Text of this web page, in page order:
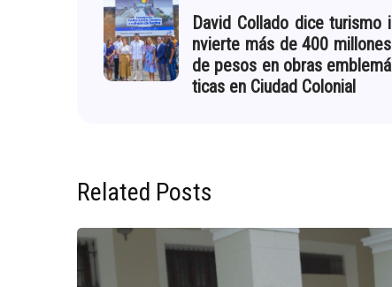
David Collado dice turismo i
nvierte más de 400 millones
de pesos en obras emblemá
ticas en Ciudad Colonial
Related Posts